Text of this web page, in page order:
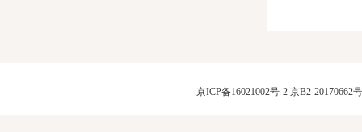
京ICP备16021002号-2京B2-20170662